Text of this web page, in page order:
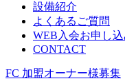
設備紹介
よくあるご質問
WEB入会お申し込
CONTACT
FC 加盟オーナー様募集